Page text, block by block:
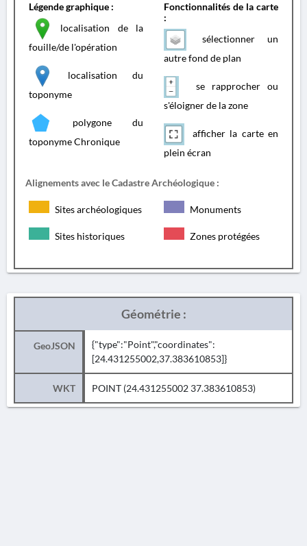
Légende graphique :
localisation de la
fouille/de l'opération
localisation du
toponyme
polygone du
toponyme Chronique
Fonctionnalités de la carte
:
sélectionner un
autre fond de plan
se rapprocher ou
s'éloigner de la zone
afficher la carte en
plein écran
Alignements avec le Cadastre Archéologique :
Sites archéologiques Monuments
Sites historiques Zones protégées
Géométrie :
GeoJSON
{"type":"Point","coordinates":
[24.431255002,37.383610853]}
WKT POINT (24.431255002 37.383610853)